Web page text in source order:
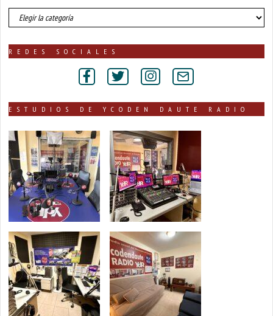
número
de
publicadas
REDES SOCIALES
ESTUDIOS DE YCODEN DAUTE RADIO